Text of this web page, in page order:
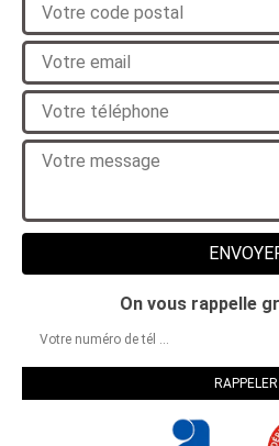
On vous rappelle